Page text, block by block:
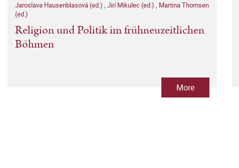
Jaroslava Hausenblasová (ed.) , Jirí Mikulec (ed.) , Martina Thomsen
(ed.)
Religion und Politik im frühneuzeitlichen
Böhmen
More